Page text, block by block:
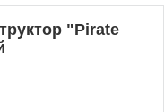
"Pirate